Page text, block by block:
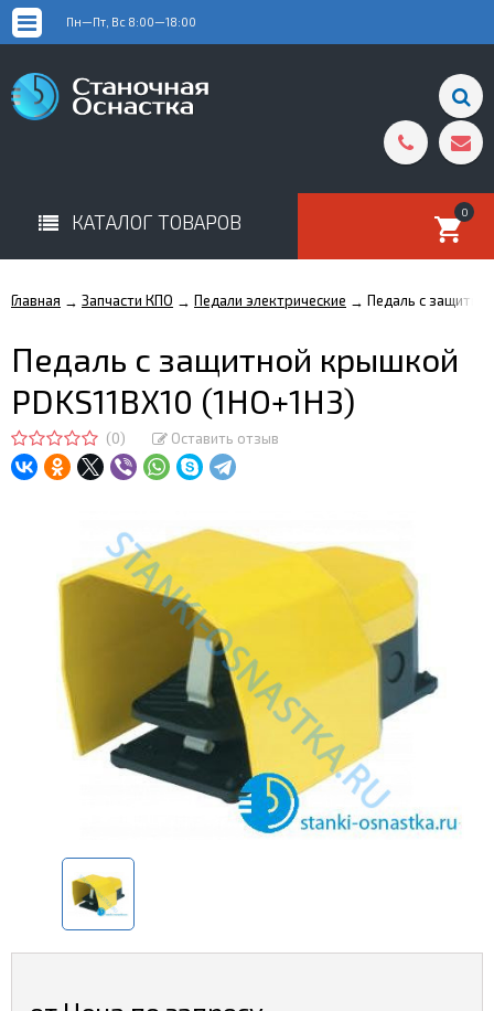
Пн—Пт, Вс 8:00—18:00
КАТАЛОГ ТОВАРОВ 0
Главная → Запчасти КПО → Педали электрические → Педаль с
Педаль с защитной крышкой
PDKS11BX10 (1HO+1H3)
(0) Оставить отзыв